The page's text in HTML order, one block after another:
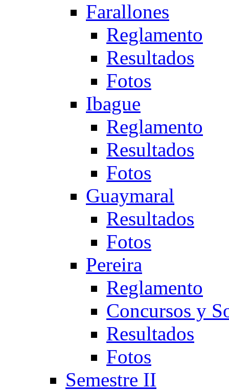
Farallones
Reglamento
Resultados
Fotos
Ibague
Reglamento
Resultados
Fotos
Guaymaral
Resultados
Fotos
Pereira
Reglamento
Concursos y
Resultados
Fotos
Semestre II